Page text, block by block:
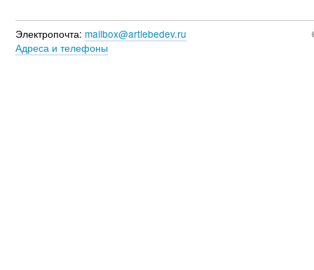
Электропочта: mailbox@artlebedev.ru
Адреса и телефоны